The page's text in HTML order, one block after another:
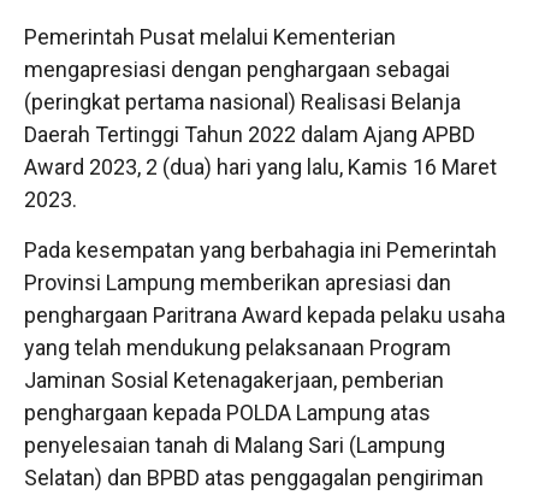
Pemerintah Pusat melalui Kementerian
mengapresiasi dengan penghargaan sebagai
(peringkat pertama nasional) Realisasi Belanja
Daerah Tertinggi Tahun 2022 dalam Ajang APBD
Award 2023, 2 (dua) hari yang lalu, Kamis 16 Maret
2023.
Pada kesempatan yang berbahagia ini Pemerintah
Provinsi Lampung memberikan apresiasi dan
penghargaan Paritrana Award kepada pelaku usaha
yang telah mendukung pelaksanaan Program
Jaminan Sosial Ketenagakerjaan, pemberian
penghargaan kepada POLDA Lampung atas
penyelesaian tanah di Malang Sari (Lampung
Selatan) dan BPBD atas penggagalan pengiriman